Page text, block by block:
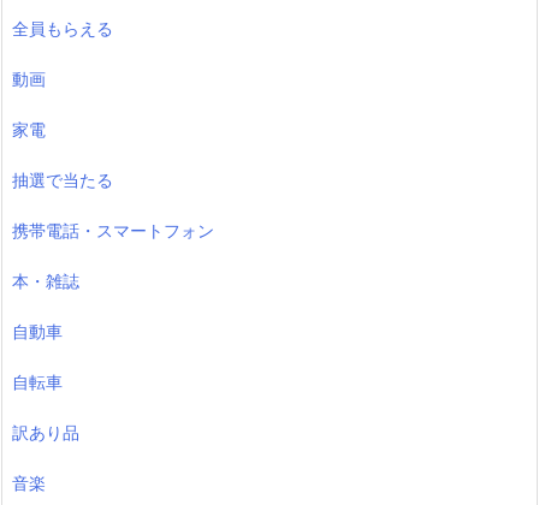
全員もらえる
動画
家電
抽選で当たる
携帯電話・スマートフォン
本・雑誌
自動車
自転車
訳あり品
音楽